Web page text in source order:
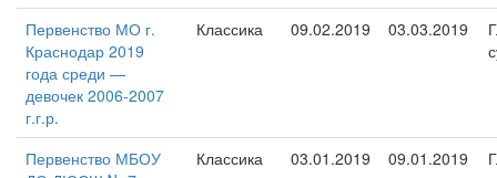
Первенство МО г.
Краснодар 2019
года среди —
девочек 2006-2007
г.г.р.
Классика 09.02.2019 03.03.2019
Первенство МБОУ
Классика 03.01.2019 09.01.2019